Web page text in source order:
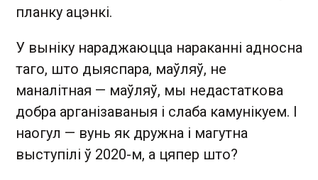
планку ацэнкі.
У выніку нараджаюцца нараканні адносна
таго, што дыяспара, маўляў, не
маналітная — маўляў, мы недастаткова
добра арганізаваныя і слаба камунікуем. І
наогул — вунь як дружна і магутна
выступілі ў 2020-м, а цяпер што?